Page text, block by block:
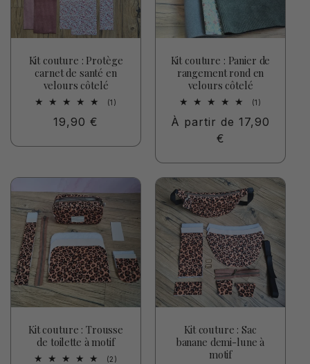
Kit couture : Protège
carnet de santé en
velours côtelé
(1)
Prix
19,90 €
Kit couture : Panier de
rangement rond en
velours côtelé
(1)
des
Prix
À partir de 17,90
€
Kit couture : Trousse
de toilette à motif
(2)
Kit couture : Sac
banane demi-lune à
motif